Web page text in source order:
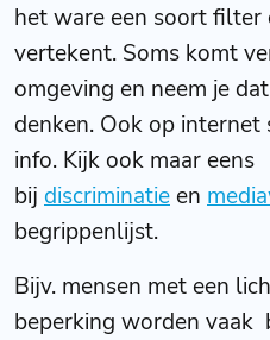
het ware een soort filter
vertekent. Soms komt
omgeving en neem je
denken. Ook op internet
info. Kijk ook maar eens
bij discriminatie en
begrippenlijst.
Bijv. mensen met een
beperking worden vaak